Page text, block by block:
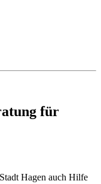
für
Hagen auch Hilfe